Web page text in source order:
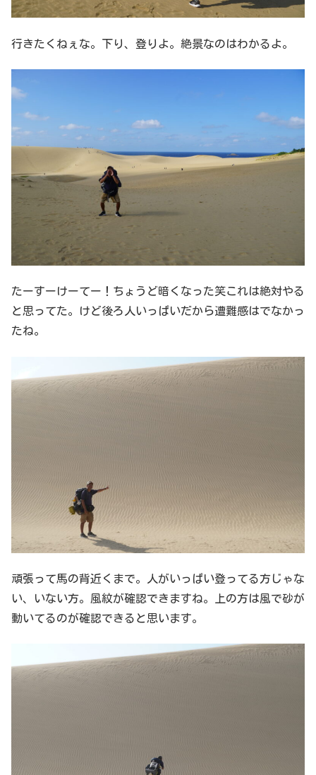
行きたくねぇな。下り、登りよ。絶景なのはわかるよ。
たーすーけーてー！ちょうど暗くなった笑これは絶対やる
と思ってた。けど後ろ人いっぱいだから遭難感はでなかっ
たね。
頑張って馬の背近くまで。人がいっぱい登ってる方じゃな
い、いない方。風紋が確認できますね。上の方は風で砂が
動いてるのが確認できると思います。